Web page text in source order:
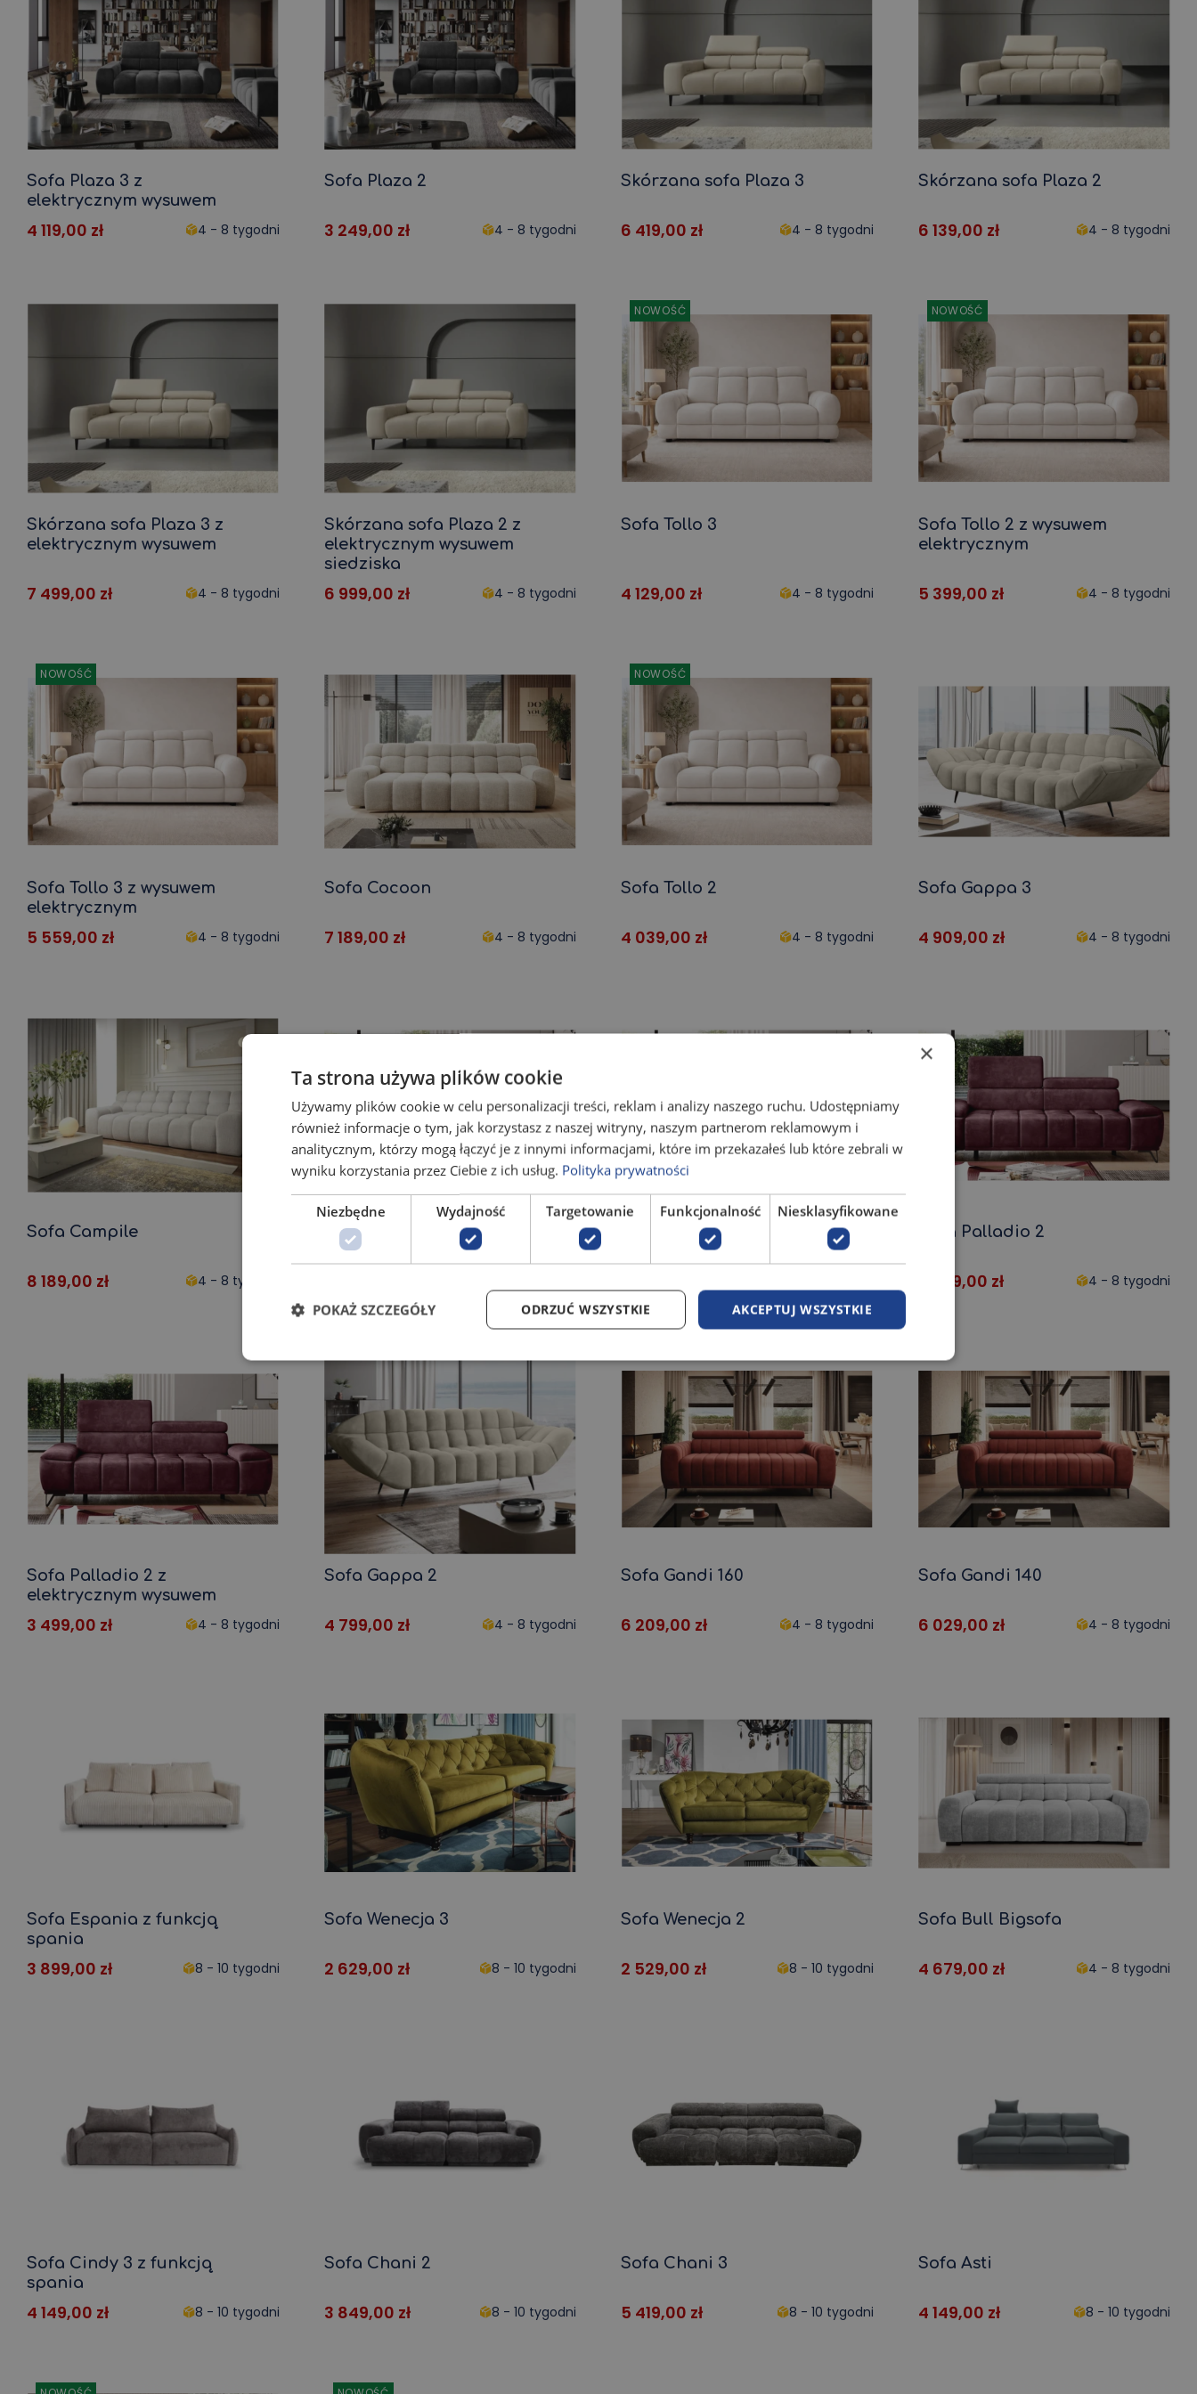
Ławka do jadalni
Ławka narożna
Szafka kuchenna
Mała kuchnia
Narożna kuchnia
Sofa ogrodowa
Krzesła ogrodowe
Meble ogrodowe
Zestaw ogrodowy
Sofa Plaza 3 z
elektrycznym wysuwem
4 119,00 zł 4 - 8 tygodni
Sofa Plaza 2
3 249,00 zł 4 - 8 tygodni
Skórzana sofa Plaza 3
6 419,00 zł 4 - 8 tygodni
Skórzana sofa Plaza 2
6 139,00 zł 4 - 8 tygodni
Skórzana sofa Plaza 3 z
elektrycznym wysuwem
7 499,00 zł 4 - 8 tygodni
Skórzana sofa Plaza 2 z
elektrycznym wysuwem
siedziska
6 999,00 zł 4 - 8 tygodni
NOWOŚĆ
Sofa Tollo 3
4 129,00 zł 4 - 8 tygodni
NOWOŚĆ
Sofa Tollo 2 z wysuwem
elektrycznym
5 399,00 zł 4 - 8 tygodni
NOWOŚĆ
Sofa Tollo 3 z wysuwem
elektrycznym
5 559,00 zł 4 - 8 tygodni
Sofa Cocoon
7 189,00 zł 4 - 8 tygodni
NOWOŚĆ
Sofa Tollo 2
4 039,00 zł 4 - 8 tygodni
Sofa Gappa 3
4 909,00 zł 4 - 8 tygodni
Sofa Campile
8 189,00 zł 4 - 8 tygodni
Sofa Palladio 3 z
elektrycznym wysuwem
Sofa Palladio 3 Sofa Palladio 2
3 499,00 zł 4 - 8 tygodni
Sofa Palladio 2 z
elektrycznym wysuwem
3 499,00 zł 4 - 8 tygodni
Sofa Gappa 2
4 799,00 zł 4 - 8 tygodni
Sofa Gandi 160
6 209,00 zł 4 - 8 tygodni
Sofa Gandi 140
6 029,00 zł 4 - 8 tygodni
Sofa Espania z funkcją
spania
3 899,00 zł 8 - 10 tygodni
Sofa Wenecja 3
2 629,00 zł 8 - 10 tygodni
Sofa Wenecja 2
2 529,00 zł 8 - 10 tygodni
Sofa Bull Bigsofa
4 679,00 zł 4 - 8 tygodni
Sofa Cindy 3 z funkcją
spania
4 149,00 zł 8 - 10 tygodni
Sofa Chani 2
3 849,00 zł 8 - 10 tygodni
Sofa Chani 3
5 419,00 zł 8 - 10 tygodni
Sofa Asti
4 149,00 zł 8 - 10 tygodni
×
Ta strona używa plików cookie
Używamy plików cookie w celu personalizacji treści, reklam i analizy naszego ruchu. Udostępniamy
również informacje o tym, jak korzystasz z naszej witryny, naszym partnerom reklamowym i
analitycznym, którzy mogą łączyć je z innymi informacjami, które im przekazałeś lub które zebrali w
wyniku korzystania przez Ciebie z ich usług. Polityka prywatności
Niezbędne Wydajność Targetowanie Funkcjonalność Niesklasyfikowane
AKCEPTUJ WSZYSTKIE
ODRZUĆ WSZYSTKIE
POKAŻ SZCZEGÓŁY